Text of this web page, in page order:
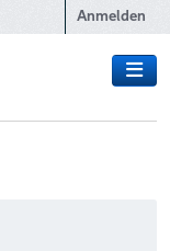
Anmelden